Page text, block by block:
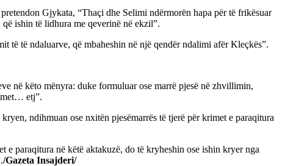
Gjykata, “Thaçi dhe Selimi ndërmorën hapa për të frikësuar
ishin të lidhura me qeverinë në ekzil”.
të të ndaluarve, që mbaheshin në një qendër ndalimi afër Kleçkës”.
në këto mënyra: duke formuluar ose marrë pjesë në zhvillimin,
etj”.
ndihmuan ose nxitën pjesëmarrës të tjerë për krimet e paraqitura
e paraqitura në këtë aktakuzë, do të kryheshin ose ishin kryer nga
/Gazeta Insajderi/